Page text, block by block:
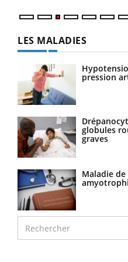
LES MALADIES
pression
globules
graves
Maladie